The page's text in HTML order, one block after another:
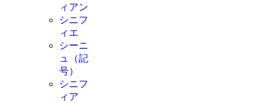
ィアン
シニフ
ィエ
シーニ
ュ（記
号）
シニフ
ィア